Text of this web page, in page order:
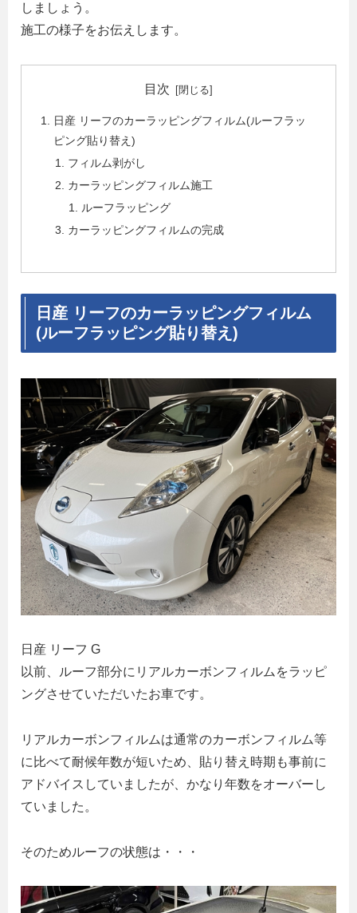
しましょう。
施工の様子をお伝えします。
目次
日産 リーフのカーラッピングフィルム(ルーフラッ
ピング貼り替え)
フィルム剥がし
カーラッピングフィルム施工
ルーフラッピング
カーラッピングフィルムの完成
日産 リーフのカーラッピングフィルム
(ルーフラッピング貼り替え)
日産 リーフ G
以前、ルーフ部分にリアルカーボンフィルムをラッピ
ングさせていただいたお車です。
リアルカーボンフィルムは通常のカーボンフィルム等
に比べて耐候年数が短いため、貼り替え時期も事前に
アドバイスしていましたが、かなり年数をオーバーし
ていました。
そのためルーフの状態は・・・